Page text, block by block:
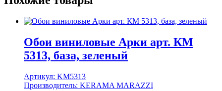
Обои виниловые Арки арт. КМ
5313, база, зеленый
Артикул: KM5313
Производитель: KERAMA MARAZZI